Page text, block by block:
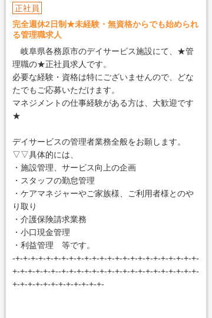
正社員
完全週休2日制★未経験・無資格からでも始められ
る管理職求人
岐阜県各務原市のデイサービス施設にて、★管
理職の★正社員求人です。
必要な経験・資格は特にございませんので、どな
たでもご応募いただけます。
マネジメントの仕事経験がある方は、大歓迎です
★
デイサービスの管理者業務全般をお願します。
▽▽具体的には、
・施設管理、サービス向上の企画
・スタッフの勤怠管理
・ケアマネジャーやご家族様、ご利用者様とのや
り取り
・介護保険請求業務
・小口現金管理
・利益管理 等です。
-+-+-+-+-+-+-+-+-+-+-+-+-+-+-+-+-+-+-+-+-+-+-+-+-
+-+-+-+-+-+--+-+-+-+-+-+-+-+-+-+-+-+-+-+-+-+-+-+-
+-+-+-+-+-+-+-+-+-+-+-+-